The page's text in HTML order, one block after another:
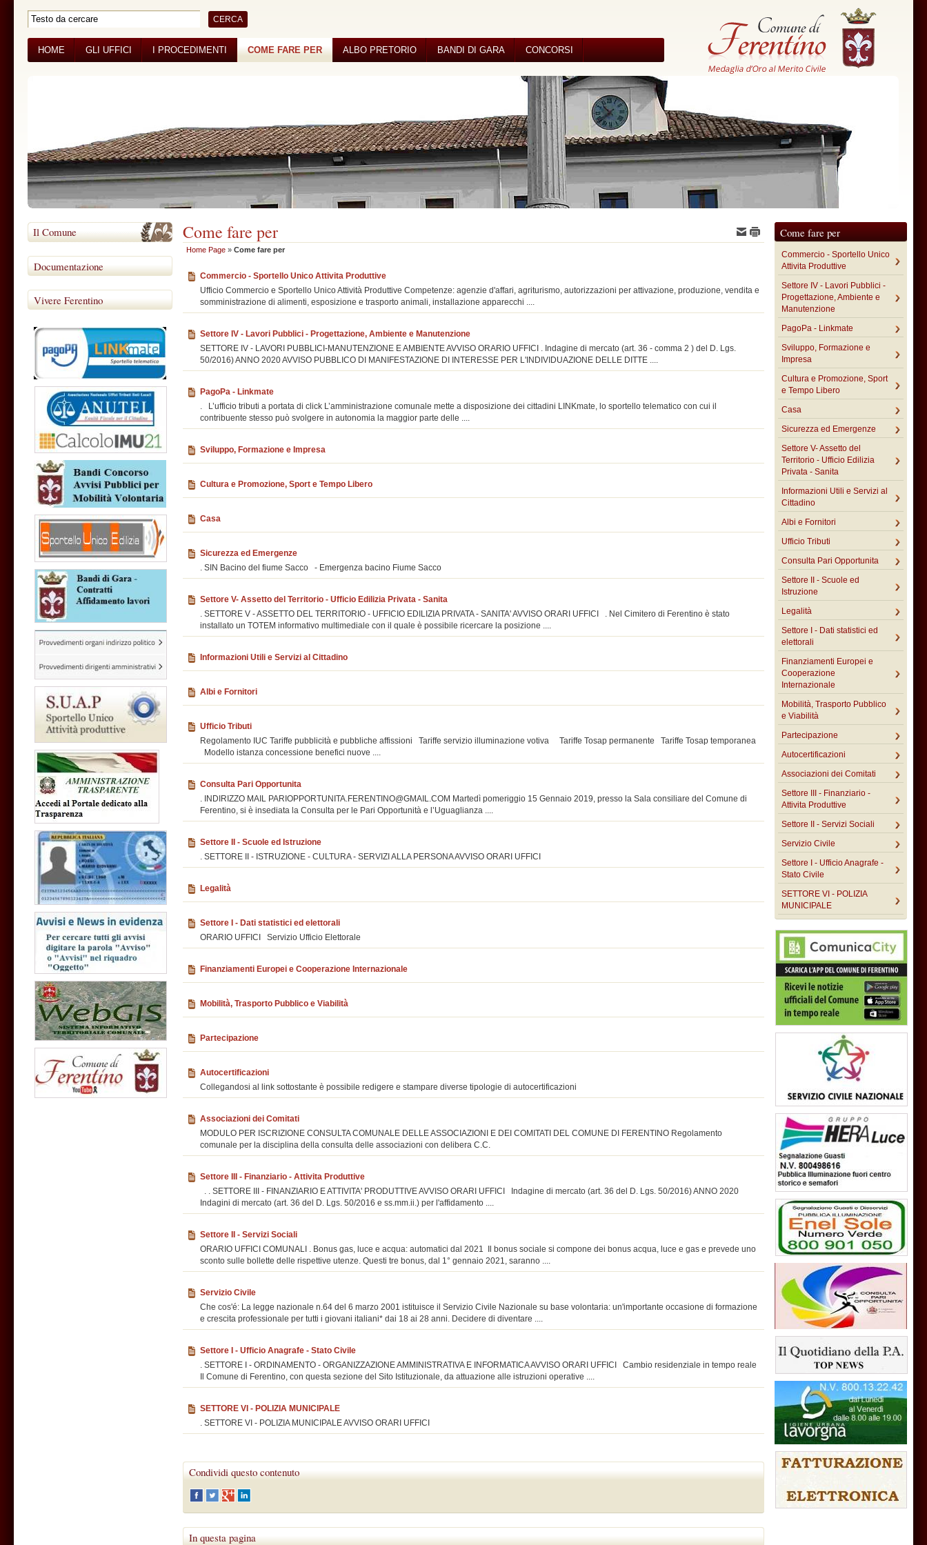
HOME GLI UFFICI I PROCEDIMENTI COME FARE PER ALBO PRETORIO BANDI DI GARA CONCORSI
Il Comune
Documentazione
Vivere Ferentino
Come fare per
Commercio - Sportello Unico
Attivita Produttive
Settore IV - Lavori Pubblici -
Progettazione, Ambiente e
Manutenzione
PagoPa - Linkmate
Sviluppo, Formazione e
Impresa
Cultura e Promozione, Sport
e Tempo Libero
Casa
Sicurezza ed Emergenze
Settore V- Assetto del
Territorio - Ufficio Edilizia
Privata - Sanita
Informazioni Utili e Servizi al
Cittadino
Albi e Fornitori
Ufficio Tributi
Consulta Pari Opportunita
Settore II - Scuole ed
Istruzione
Legalità
Settore I - Dati statistici ed
elettorali
Finanziamenti Europei e
Cooperazione
Internazionale
Mobilità, Trasporto Pubblico
e Viabilità
Partecipazione
Autocertificazioni
Associazioni dei Comitati
Settore III - Finanziario -
Attivita Produttive
Settore II - Servizi Sociali
Servizio Civile
Settore I - Ufficio Anagrafe -
Stato Civile
SETTORE VI - POLIZIA
MUNICIPALE
Come fare per
Home Page »Come fare per
Commercio - Sportello Unico Attivita Produttive
Ufficio Commercio e Sportello Unico Attività Produttive Competenze: agenzie d'affari, agriturismo, autorizzazioni per attivazione, produzione, vendita e
somministrazione di alimenti, esposizione e trasporto animali, installazione apparecchi ....
Settore IV - Lavori Pubblici - Progettazione, Ambiente e Manutenzione
SETTORE IV - LAVORI PUBBLICI-MANUTENZIONE E AMBIENTE AVVISO ORARIO UFFICI . Indagine di mercato (art. 36 - comma 2 ) del D. Lgs.
50/2016) ANNO 2020 AVVISO PUBBLICO DI MANIFESTAZIONE DI INTERESSE PER L'INDIVIDUAZIONE DELLE DITTE ....
PagoPa - Linkmate
. L’ufficio tributi a portata di click L’amministrazione comunale mette a disposizione dei cittadini LINKmate, lo sportello telematico con cui il
contribuente stesso può svolgere in autonomia la maggior parte delle ....
Sviluppo, Formazione e Impresa
Cultura e Promozione, Sport e Tempo Libero
Casa
Sicurezza ed Emergenze
. SIN Bacino del fiume Sacco - Emergenza bacino Fiume Sacco
Settore V- Assetto del Territorio - Ufficio Edilizia Privata - Sanita
. SETTORE V - ASSETTO DEL TERRITORIO - UFFICIO EDILIZIA PRIVATA - SANITA' AVVISO ORARI UFFICI . Nel Cimitero di Ferentino è stato
installato un TOTEM informativo multimediale con il quale è possibile ricercare la posizione ....
Informazioni Utili e Servizi al Cittadino
Albi e Fornitori
Ufficio Tributi
Regolamento IUC Tariffe pubblicità e pubbliche affissioni Tariffe servizio illuminazione votiva Tariffe Tosap permanente Tariffe Tosap temporanea
Modello istanza concessione benefici nuove ....
Consulta Pari Opportunita
. INDIRIZZO MAIL PARIOPPORTUNITA.FERENTINO@GMAIL.COM Martedì pomeriggio 15 Gennaio 2019, presso la Sala consiliare del Comune di
Ferentino, si è insediata la Consulta per le Pari Opportunità e l’Uguaglianza ....
Settore II - Scuole ed Istruzione
. SETTORE II - ISTRUZIONE - CULTURA - SERVIZI ALLA PERSONA AVVISO ORARI UFFICI
Legalità
Settore I - Dati statistici ed elettorali
ORARIO UFFICI Servizio Ufficio Elettorale
Finanziamenti Europei e Cooperazione Internazionale
Mobilità, Trasporto Pubblico e Viabilità
Partecipazione
Autocertificazioni
Collegandosi al link sottostante è possibile redigere e stampare diverse tipologie di autocertificazioni
Associazioni dei Comitati
MODULO PER ISCRIZIONE CONSULTA COMUNALE DELLE ASSOCIAZIONI E DEI COMITATI DEL COMUNE DI FERENTINO Regolamento
comunale per la disciplina della consulta delle associazioni con delibera C.C.
Settore III - Finanziario - Attivita Produttive
. . SETTORE III - FINANZIARIO E ATTIVITA' PRODUTTIVE AVVISO ORARI UFFICI Indagine di mercato (art. 36 del D. Lgs. 50/2016) ANNO 2020
Indagini di mercato (art. 36 del D. Lgs. 50/2016 e ss.mm.ii.) per l'affidamento ....
Settore II - Servizi Sociali
ORARIO UFFICI COMUNALI . Bonus gas, luce e acqua: automatici dal 2021 Il bonus sociale si compone dei bonus acqua, luce e gas e prevede uno
sconto sulle bollette delle rispettive utenze. Questi tre bonus, dal 1° gennaio 2021, saranno ....
Servizio Civile
Che cos'é: La legge nazionale n.64 del 6 marzo 2001 istituisce il Servizio Civile Nazionale su base volontaria: un'importante occasione di formazione
e crescita professionale per tutti i giovani italiani* dai 18 ai 28 anni. Decidere di diventare ....
Settore I - Ufficio Anagrafe - Stato Civile
. SETTORE I - ORDINAMENTO - ORGANIZZAZIONE AMMINISTRATIVA E INFORMATICA AVVISO ORARI UFFICI Cambio residenziale in tempo reale
Il Comune di Ferentino, con questa sezione del Sito Istituzionale, da attuazione alle istruzioni operative ....
SETTORE VI - POLIZIA MUNICIPALE
. SETTORE VI - POLIZIA MUNICIPALE AVVISO ORARI UFFICI
Condividi questo contenuto
In questa pagina